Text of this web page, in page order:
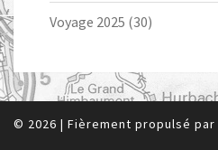
Voyage 2025 (30)
© 2026 | Fièrement propulsé par